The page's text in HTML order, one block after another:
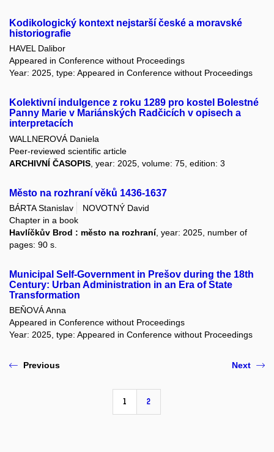
Kodikologický kontext nejstarší české a moravské
historiografie
HAVEL Dalibor
Appeared in Conference without Proceedings
Year: 2025, type: Appeared in Conference without Proceedings
Kolektivní indulgence z roku 1289 pro kostel Bolestné
Panny Marie v Mariánských Radčicích v opisech a
interpretacích
WALLNEROVÁ Daniela
Peer-reviewed scientific article
ARCHIVNÍ ČASOPIS , year: 2025, volume: 75, edition: 3
Město na rozhraní věků 1436-1637
BÁRTA Stanislav
NOVOTNÝ David
Chapter in a book
Havlíčkův Brod : město na rozhraní, year: 2025, number of
pages: 90 s.
Municipal Self-Government in Prešov during the 18th
Century: Urban Administration in an Era of State
Transformation
BEŇOVÁ Anna
Appeared in Conference without Proceedings
Year: 2025, type: Appeared in Conference without Proceedings
Previous
1 2
Next